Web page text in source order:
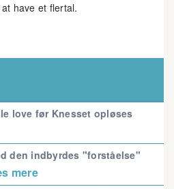
have et flertal.
love før Knesset opløses
den indbyrdes "forståelse"
mere